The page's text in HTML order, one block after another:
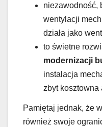
niezawodność,
wentylacji
działa jako
to świetne
modernizacji
instalacja
zbyt kosztowna
Pamiętaj jednak, że
również swoje